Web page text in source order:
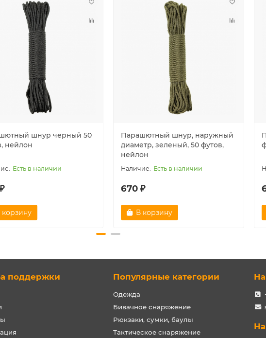
шнур черный 50
нейлон
Есть в наличии
корзину
Парашютный шнур, наружный
диаметр, зеленый, 50 футов,
нейлон
Есть в наличии
670 ₽
В корзину
поддержки Популярные категории
Одежда
Бивачное снаряжение
Рюкзаки, сумки, баулы
Тактическое снаряжение